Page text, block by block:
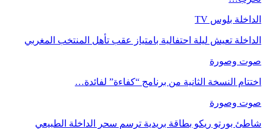
الداخلة بلوس TV
الداخلة تعيش ليلة احتفالية بامتياز عقب تأهل المنتخب المغربي
صوت وصورة
اختتام النسخة الثانية من برنامج “كفاءة” لفائدة…
صوت وصورة
شاطئ بورتو ريكو بطاقة بريدية ترسم سحر الداخلة الطبيعي